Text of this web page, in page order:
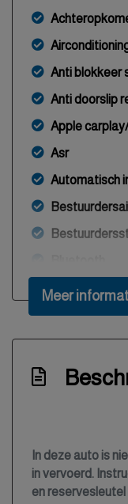
Anti blokkeer
Anti doorslip
Apple
Asr
Automatisch
Brake assist
Bumpers en
Climate
Connected
Meer
In deze auto is
in vervoerd.
en reservesleutel